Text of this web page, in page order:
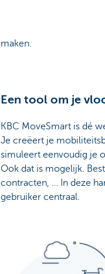
maken.
Een tool om je
KBC MoveSmart is dé
Je creëert je
simuleert eenvoudig je
Ook dat is mogelijk.
contracten, … In deze
gebruiker centraal.